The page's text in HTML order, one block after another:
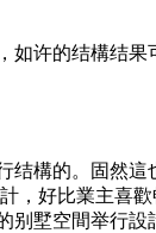
如许的结構结
结構的。固然這
，好比業主喜
别墅空間举行設